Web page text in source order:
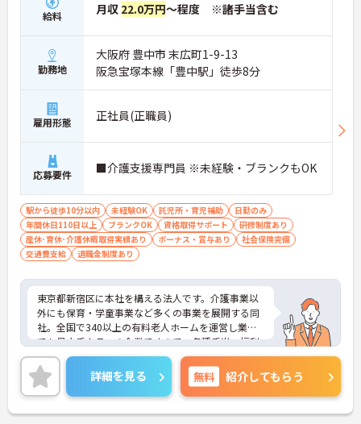
給料 月収 22.0万円～程度 ※諸手当含む
勤務地
大阪府 豊中市 末広町1-9-13
阪急宝塚本線「豊中駅」徒歩8分
雇用形態 正社員(正職員)
応募要件 ■介護支援専門員 ※未経験・ブランクもOK
駅から徒歩10分以内 未経験OK 託児所・育児補助
日勤のみ
年間休日110日以上
ブランクOK 資格取得サポート
研修制度あり
産休･育休･介護休暇取得実績あり
ボーナス・賞与あり
社会保険完備
交通費支給
退職金制度あり
東京都新宿区に本社を構える法人です。介護事業以
外にも保育・学童事業など多くの事業を展開する同
社。全国で340以上の有料老人ホームを運営し業界
でも最大手クラスの企業ですので、各種手当、福利
厚生も充実しており、長く安心して働いていただけ
る環境です。研修制度や資格取得支援制度があり、
教育制度も整っています！フレックス制勤務なの
で、公休や有休などお休みもしっかりとれ、メリハ
リのある勤務が可能です。ご興味ある方には、面接
詳細を見る 無料 紹介してもらう